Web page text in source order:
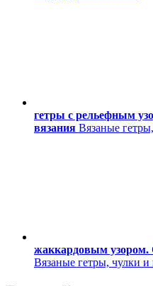
гетры с рельефным
вязания Вязаные
жаккардовым узором.
Вязаные гетры, чулки и